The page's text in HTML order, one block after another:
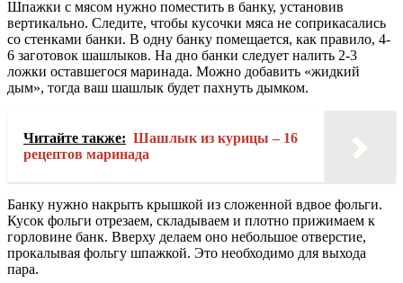
Шпажки с мясом нужно поместить в банку, установив
вертикально. Следите, чтобы кусочки мяса не соприкасались
со стенками банки. В одну банку помещается, как правило, 4-
6 заготовок шашлыков. На дно банки следует налить 2-3
ложки оставшегося маринада. Можно добавить «жидкий
дым», тогда ваш шашлык будет пахнуть дымком.
Читайте также: Шашлык из курицы – 16
рецептов маринада
Банку нужно накрыть крышкой из сложенной вдвое фольги.
Кусок фольги отрезаем, складываем и плотно прижимаем к
горловине банк. Вверху делаем оно небольшое отверстие,
прокалывая фольгу шпажкой. Это необходимо для выхода
пара.